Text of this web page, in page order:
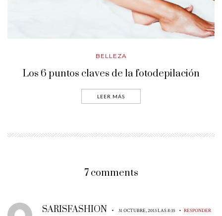
BELLEZA
Los 6 puntos claves de la fotodepilación
LEER MÁS
7 comments
SARISFASHION • 31 OCTUBRE, 2013 LAS 8:35 • RESPONDER